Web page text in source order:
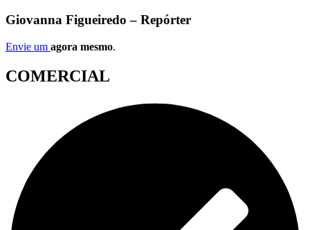
Giovanna Figueiredo – Repórter
Envie um agora mesmo.
COMERCIAL